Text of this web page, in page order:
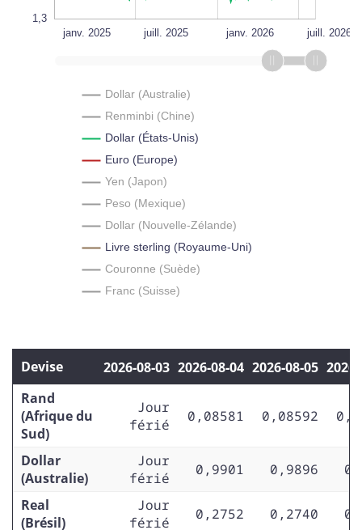
1,3
L
2022
2020
janv. 2027 juill. 2026
janv. 2026
juill. 2025
janv. 2025
Dollar (Australie)
Renminbi (Chine)
Dollar (États-Unis)
Euro (Europe)
Yen (Japon)
Peso (Mexique)
Dollar (Nouvelle-Zélande)
Livre sterling (Royaume-Uni)
Couronne (Suède)
Franc (Suisse)
Devise 2026‑08‑03 2026‑08‑04 2026‑08‑05
Rand
(Afrique du
Sud)
Jour
férié
0,08581 0,08592
Dollar
(Australie)
Jour
férié
0,9901 0,9896
Real
(Brésil)
Jour
férié
0,2752 0,2740